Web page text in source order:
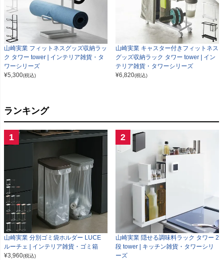
山崎実業 フィットネスグッズ収納ラッ
ク タワー tower | インテリア雑貨・タ
ワーシリーズ
¥5,300(税込)
山崎実業 キャスター付きフィットネス
グッズ収納ラック タワー tower | イン
テリア雑貨・タワーシリーズ
¥6,820(税込)
ランキング
1
山崎実業 分別ゴミ袋ホルダー LUCE
ルーチェ | インテリア雑貨・ゴミ箱
¥3,960(税込)
2
山崎実業 隠せる調味料ラック タワー 2
段 tower | キッチン雑貨・タワーシリ
ーズ